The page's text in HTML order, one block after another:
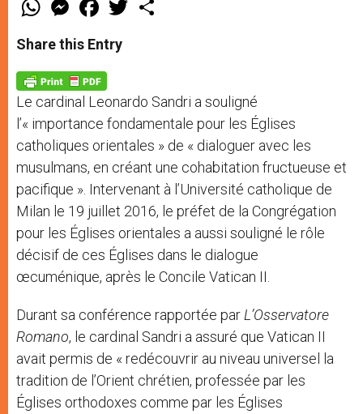
t
s
p
p
e
s
e
g
e
r
a
e
b
o
k
w
Share this Entry
Le cardinal Leonardo Sandri a souligné
l’« importance fondamentale pour les Églises
catholiques orientales » de « dialoguer avec les
musulmans, en créant une cohabitation fructueuse et
pacifique ». Intervenant à l’Université catholique de
Milan le 19 juillet 2016, le préfet de la Congrégation
pour les Églises orientales a aussi souligné le rôle
décisif de ces Églises dans le dialogue
œcuménique, après le Concile Vatican II.
Durant sa conférence rapportée par L’Osservatore
Romano, le cardinal Sandri a assuré que Vatican II
avait permis de « redécouvrir au niveau universel la
tradition de l’Orient chrétien, professée par les
Églises orthodoxes comme par les Églises